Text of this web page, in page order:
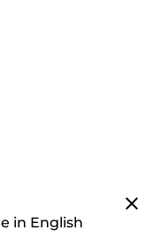
in English
clear